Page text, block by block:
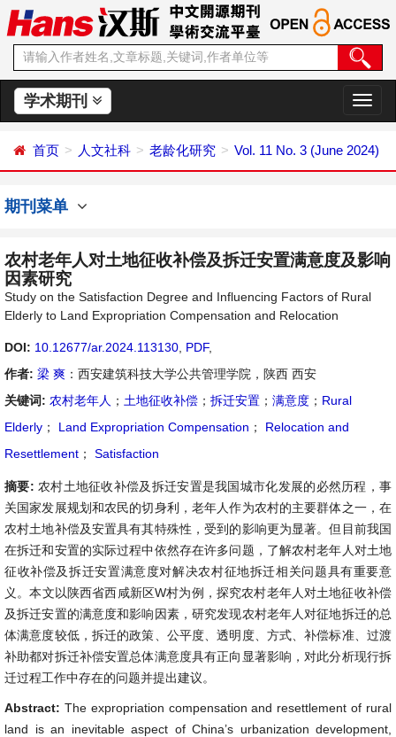
学术期刊
切
换
航
首页 人文社科 老龄化研究 Vol. 11 No. 3 (June 2024)
期刊菜单
农村老年人对土地征收补偿及拆迁安置满意度及影响
因素研究
Study on the Satisfaction Degree and Influencing Factors of Rural
Elderly to Land Expropriation Compensation and Relocation
DOI: 10.12677/ar.2024.113130 PDF,
作者: 梁 爽 ：西安建筑科技大学公共管理学院，陕西 西安
关键词: 农村老年人 ； 土地征收补偿 ； 拆迁安置 ； 满意度 ； Rural
Elderly ； Land Expropriation Compensation ；
Relocation and
Resettlement ； Satisfaction
摘要: 农村土地征收补偿及拆迁安置是我国城市化发展的必然历程，事
关国家发展规划和农民的切身利，老年人作为农村的主要群体之一，在
农村土地补偿及安置具有其特殊性，受到的影响更为显著。但目前我国
在拆迁和安置的实际过程中依然存在许多问题，了解农村老年人对土地
征收补偿及拆迁安置满意度对解决农村征地拆迁相关问题具有重要意
义。本文以陕西省西咸新区W村为例，探究农村老年人对土地征收补偿
及拆迁安置的满意度和影响因素，研究发现农村老年人对征地拆迁的总
体满意度较低，拆迁的政策、公平度、透明度、方式、补偿标准、过渡
补助都对拆迁补偿安置总体满意度具有正向显著影响，对此分析现行拆
迁过程工作中存在的问题并提出建议。
Abstract: The expropriation compensation and resettlement of rural
land is an inevitable aspect of China’s urbanization development,